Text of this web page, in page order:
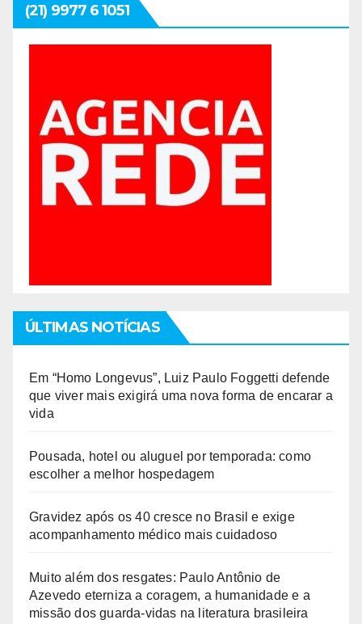
(21) 9977 6 1051
ÚLTIMAS NOTÍCIAS
Em “Homo Longevus”, Luiz Paulo Foggetti defende
que viver mais exigirá uma nova forma de encarar a
vida
Pousada, hotel ou aluguel por temporada: como
escolher a melhor hospedagem
Gravidez após os 40 cresce no Brasil e exige
acompanhamento médico mais cuidadoso
Muito além dos resgates: Paulo Antônio de
Azevedo eterniza a coragem, a humanidade e a
missão dos guarda-vidas na literatura brasileira